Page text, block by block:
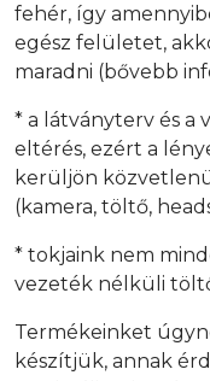
fehér, így
egész felületet,
maradni (bővebb
* a látványterv és a
eltérés, ezért a
kerüljön
(kamera, töltő,
* tokjaink nem
vezeték nélküli
Termékeinket
készítjük, annak